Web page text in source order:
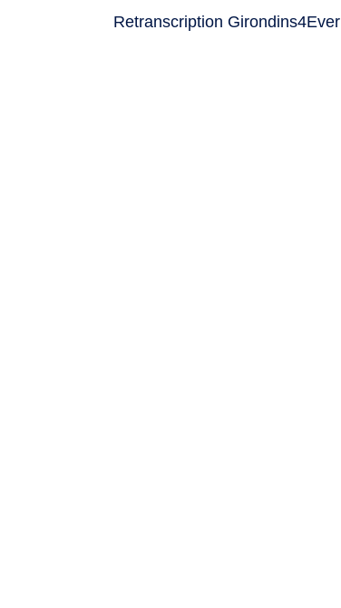
Retranscription Girondins4Ever